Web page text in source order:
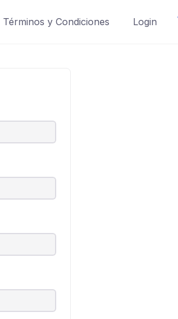
Términos y Condiciones Login